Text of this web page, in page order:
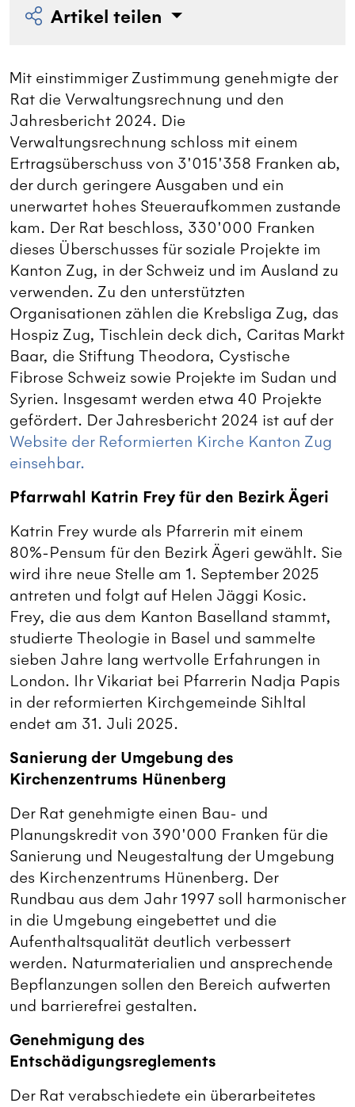
Artikel teilen
Mit einstimmiger Zustimmung genehmigte der
Rat die Verwaltungsrechnung und den
Jahresbericht 2024. Die
Verwaltungsrechnung schloss mit einem
Ertragsüberschuss von 3'015'358 Franken ab,
der durch geringere Ausgaben und ein
unerwartet hohes Steueraufkommen zustande
kam. Der Rat beschloss, 330'000 Franken
dieses Überschusses für soziale Projekte im
Kanton Zug, in der Schweiz und im Ausland zu
verwenden. Zu den unterstützten
Organisationen zählen die Krebsliga Zug, das
Hospiz Zug, Tischlein deck dich, Caritas Markt
Baar, die Stiftung Theodora, Cystische
Fibrose Schweiz sowie Projekte im Sudan und
Syrien. Insgesamt werden etwa 40 Projekte
gefördert. Der Jahresbericht 2024 ist auf der
Website der Reformierten Kirche Kanton Zug
einsehbar.
Pfarrwahl Katrin Frey für den Bezirk Ägeri
Katrin Frey wurde als Pfarrerin mit einem
80%-Pensum für den Bezirk Ägeri gewählt. Sie
wird ihre neue Stelle am 1. September 2025
antreten und folgt auf Helen Jäggi Kosic.
Frey, die aus dem Kanton Baselland stammt,
studierte Theologie in Basel und sammelte
sieben Jahre lang wertvolle Erfahrungen in
London. Ihr Vikariat bei Pfarrerin Nadja Papis
in der reformierten Kirchgemeinde Sihltal
endet am 31. Juli 2025.
Sanierung der Umgebung des
Kirchenzentrums Hünenberg
Der Rat genehmigte einen Bau- und
Planungskredit von 390'000 Franken für die
Sanierung und Neugestaltung der Umgebung
des Kirchenzentrums Hünenberg. Der
Rundbau aus dem Jahr 1997 soll harmonischer
in die Umgebung eingebettet und die
Aufenthaltsqualität deutlich verbessert
werden. Naturmaterialien und ansprechende
Bepflanzungen sollen den Bereich aufwerten
und barrierefrei gestalten.
Genehmigung des
Entschädigungsreglements
Der Rat verabschiedete ein überarbeitetes